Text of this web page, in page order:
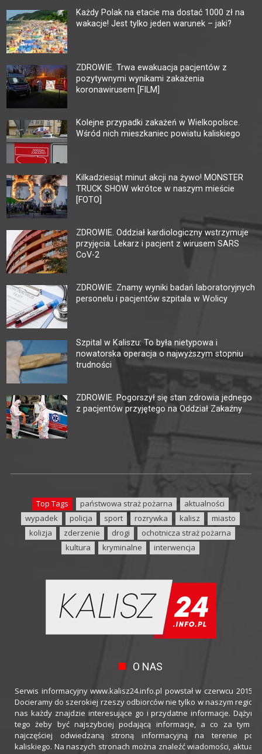
Każdy Polak na etacie ma dostać 1000 zł na
wakacje! Jest tylko jeden warunek – jaki?
ZDROWIE. Trwa ewakuacja pacjentów z
pozytywnymi wynikami zakażenia
koronawirusem [FILM]
Kolejne przypadki zakażeń w Wielkopolsce.
Wśród nich mieszkaniec powiatu kaliskiego
Kilkadziesiąt minut akcji na żywo! MONSTER
TRUCK SHOW wkrótce w naszym mieście
[FOTO]
ZDROWIE. Oddział kardiologiczny wstrzymuje
przyjęcia. Lekarz i pacjent z wirusem SARS
CoV-2
ZDROWIE. Znamy wyniki badań laboratoryjnych
personelu i pacjentów szpitala w Wolicy
Szpital w Kaliszu: To była nietypowa i
nowatorska operacja o najwyższym stopniu
trudności
ZDROWIE. Pogorszył się stan zdrowia jednego
z pacjentów przyjętego na Oddział Zakaźny
Top Tags państwowa straż pożarna
aktualności
wypadek
policja sport rozrywka kalisz
miasto
kolizja
zderzenie drogi
ochotnicza straż pożarna
kultura
kryminalne interwencja
O NAS
Serwis informacyjny www.kalisz24.info.pl powstał w czerwcu 2015
Docieramy do szerokiej rzeszy odbiorców nie tylko w naszym
nas każdy znajdzie interesujące go i przydatne informacje.
tego żeby być najszybciej podającą informacje, a co za tym
najczęściej odwiedzaną stroną informacyjną na terenie
kaliskiego. Na naszych stronach można znaleźć wiadomości,